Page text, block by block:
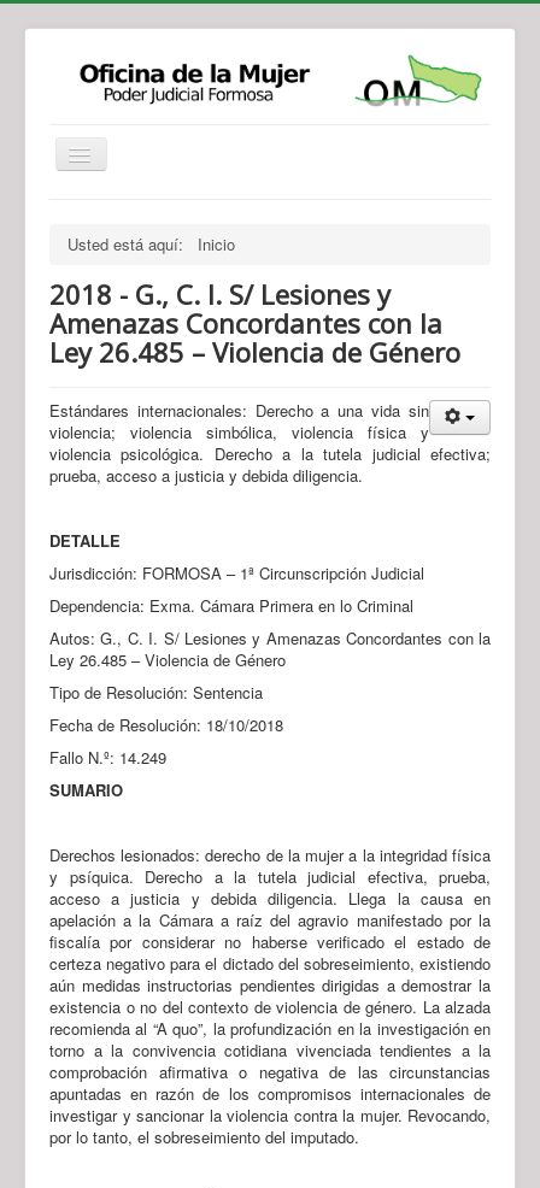
Legislación
Novedades
Recursos y Servicios de Atención
Contacto
Usted está aquí: Inicio
2018 - G., C. I. S/ Lesiones y
Amenazas Concordantes con la
Ley 26.485 – Violencia de Género
Estándares internacionales: Derecho a una vida sin
violencia; violencia simbólica, violencia física y
violencia psicológica. Derecho a la tutela judicial efectiva;
prueba, acceso a justicia y debida diligencia.
DETALLE
Jurisdicción: FORMOSA – 1ª Circunscripción Judicial
Dependencia: Exma. Cámara Primera en lo Criminal
Autos: G., C. I. S/ Lesiones y Amenazas Concordantes con la
Ley 26.485 – Violencia de Género
Tipo de Resolución: Sentencia
Fecha de Resolución: 18/10/2018
Fallo N.º: 14.249
SUMARIO
Derechos lesionados: derecho de la mujer a la integridad física
y psíquica. Derecho a la tutela judicial efectiva, prueba,
acceso a justicia y debida diligencia. Llega la causa en
apelación a la Cámara a raíz del agravio manifestado por la
fiscalía por considerar no haberse verificado el estado de
certeza negativo para el dictado del sobreseimiento, existiendo
aún medidas instructorias pendientes dirigidas a demostrar la
existencia o no del contexto de violencia de género. La alzada
recomienda al “A quo”, la profundización en la investigación en
torno a la convivencia cotidiana vivenciada tendientes a la
comprobación afirmativa o negativa de las circunstancias
apuntadas en razón de los compromisos internacionales de
investigar y sancionar la violencia contra la mujer. Revocando,
por lo tanto, el sobreseimiento del imputado.